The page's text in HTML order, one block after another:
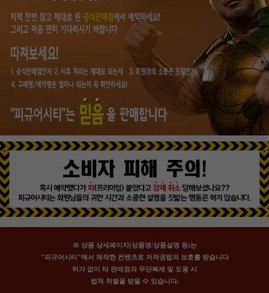
※ 상품 상세페이지(상품명/상품설명 등)는
"피규어시티"에서 제작한 컨텐츠로 저작권법의 보호를 받습니다
허가 없이 타 판매점의 무단복제 및 도용 시
법적 처벌을 받을 수 있습니다.